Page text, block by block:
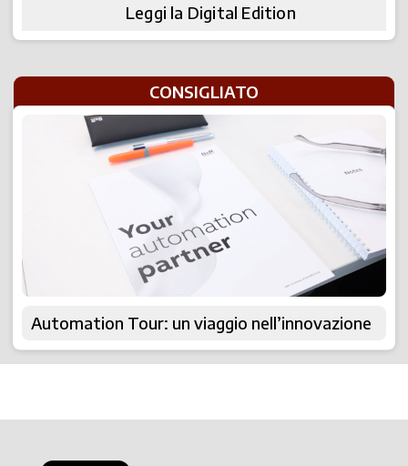
Leggi la Digital Edition
CONSIGLIATO
Automation Tour: un viaggio nell’innovazione